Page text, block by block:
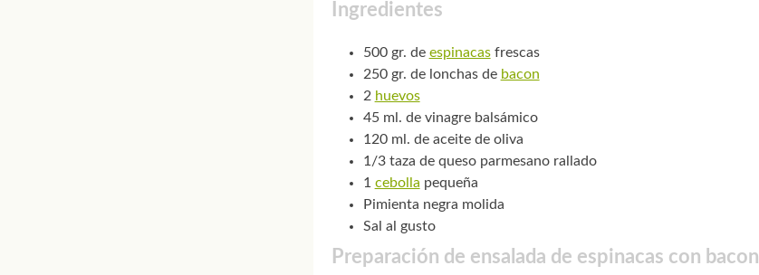
Ingredientes
500 gr. de espinacasfrescas
250 gr. de lonchas de bacon
2 huevos
45 ml. de vinagre balsámico
120 ml. de aceite de oliva
1/3 taza de queso parmesano rallado
1 cebolla pequeña
Pimienta negra molida
Sal al gusto
Preparación de ensalada de espinacas con bacon